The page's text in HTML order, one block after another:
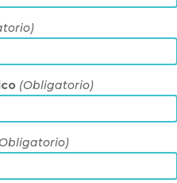
(Obligatorio)